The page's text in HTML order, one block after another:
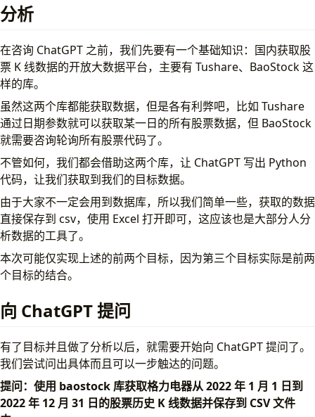
分析
在咨询 ChatGPT 之前，我们先要有一个基础知识：国内获取股
票 K 线数据的开放大数据平台，主要有 Tushare、BaoStock 这
样的库。
虽然这两个库都能获取数据，但是各有利弊吧，比如 Tushare
通过日期参数就可以获取某一日的所有股票数据，但 BaoStock
就需要咨询轮询所有股票代码了。
不管如何，我们都会借助这两个库，让 ChatGPT 写出 Python
代码，让我们获取到我们的目标数据。
由于大家不一定会用到数据库，所以我们简单一些，获取的数据
直接保存到 csv，使用 Excel 打开即可，这应该也是大部分人分
析数据的工具了。
本次可能仅实现上述的前两个目标，因为第三个目标实际是前两
个目标的结合。
向 ChatGPT 提问
有了目标并且做了分析以后，就需要开始向 ChatGPT 提问了。
我们尝试问出具体而且可以一步触达的问题。
提问：使用 baostock 库获取格力电器从 2022 年 1 月 1 日到
2022 年 12 月 31 日的股票历史 K 线数据并保存到 CSV 文件